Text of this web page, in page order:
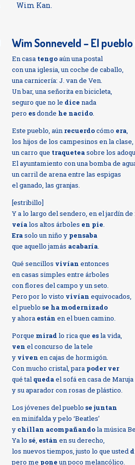
Wim Kan.
Wim Sonneveld – El
En casa tengoaún una postal
con una iglesia, un coche de caballo,
una carnicería: J. van de Ven.
Un bar, una señorita en bicicleta,
seguro que no le dicenada
pero esdondehe nacido.
Este pueblo, aún recuerdocómo era,
los hijos de los campesinos en la clase,
un carro que traqueteasobre los
El ayuntamiento con una bomba de
un carril de arena entre las espigas
el ganado, las granjas.
[estribillo]
Y a lo largo del sendero, en el jardín de
veíalos altos árboles en pie.
Erasolo un niño y pensaba
que aquello jamás acabaría.
Qué sencillos vivíanentonces
en casas simples entre árboles
con flores del campo y un seto.
Pero por lo visto vivíanequivocados,
el pueblose ha modernizado
y ahora estánen el buen camino.
Porque mirad lo rica que esla vida,
venel concurso de la tele
y vivenen cajas de hormigón.
Con mucho cristal, para poder ver
qué tal quedael sofá en casa de Maruja
y su aparador con rosas de plástico.
Los jóvenes del pueblose juntan
en minifalda y pelo ‘Beatles’
y chillan acompañandola música
Ya losé, estánen su derecho,
los nuevos tiempos, justo lo que usted
pero me poneun poco melancólico.